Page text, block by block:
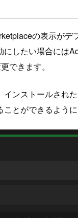
の表示がデ
にしたい場合には
できます。
インストールされ
とができるように